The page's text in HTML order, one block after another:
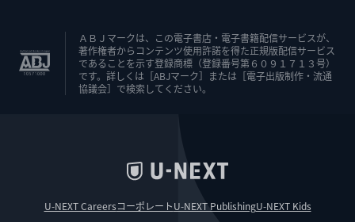
ＡＢＪマークは、この電子書店・電子書籍配信サービスが、
著作権者からコンテンツ使用許諾を得た正規版配信サービス
であることを示す登録商標（登録番号第６０９１７１３号）
です。詳しくは［ABJマーク］または［電子出版制作・流通
協議会］で検索してください。
U-NEXT CareersコーポレートU-NEXT PublishingU-NEXT Kids